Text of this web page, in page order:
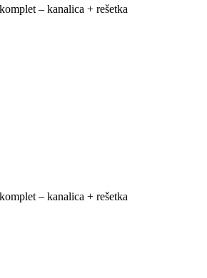
– kanalica + rešetka
– kanalica + rešetka